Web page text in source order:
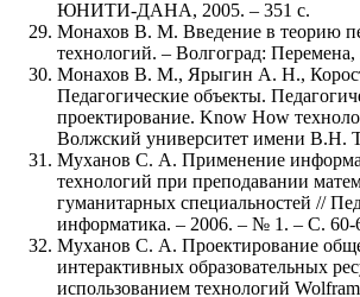
ЮНИТИ-ДАНА, 2005. – 351 с.
Монахов В. М. Введение в теорию
технологий. – Волгоград: Перемена,
Монахов В. М., Ярыгин А. Н.,
Педагогические объекты.
проектирование. Know How
Волжский университет имени В.Н.
Муханов С. А. Применение
технологий при преподавании
гуманитарных специальностей //
информатика. – 2006. – № 1. – С. 60-
Муханов С. А. Проектирование
интерактивных образовательных
использованием технологий